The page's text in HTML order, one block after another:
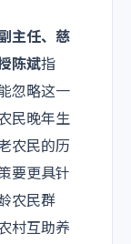
主任、慈
陈斌指
忽略这一
民晚年生
农民的历
要更具针
农民群
村互助养